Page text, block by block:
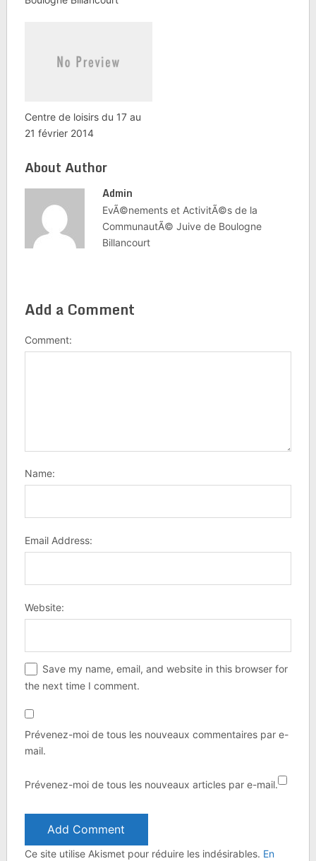
Centre de loisirs du 17 au
21 février 2014
About Author
Admin
EvÃ©nements et ActivitÃ©s de la
CommunautÃ© Juive de Boulogne
Billancourt
Add a Comment
Comment:
Name:
Email Address:
Website:
Save my name, email, and website in this browser for
the next time I comment.
Prévenez-moi de tous les nouveaux commentaires par e-
mail.
Prévenez-moi de tous les nouveaux articles par e-mail.
Ce site utilise Akismet pour réduire les indésirables. En